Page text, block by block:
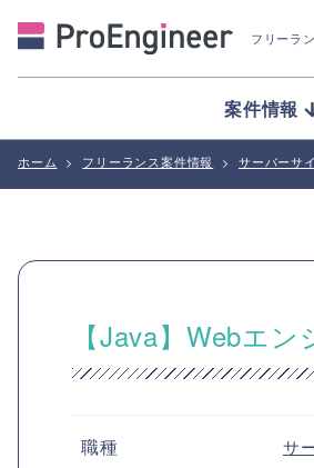
フリーラ
案件情報
ホーム > フリーランス案件情報 > サーバーサ
【Java】Webエ
職種 サ